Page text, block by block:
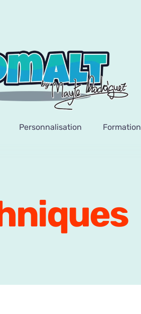
Personnalisation Formation